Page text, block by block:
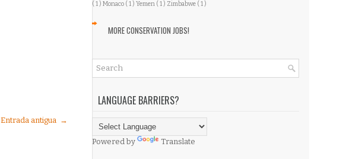
Entrada antigua →
( 1 ) Monaco ( 1 ) Yemen ( 1 ) Zimbabwe ( 1 )
MORE CONSERVATION JOBS!
LANGUAGE BARRIERS?
Powered by Translate